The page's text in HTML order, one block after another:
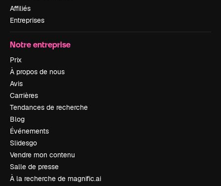
Affiliés
Entreprises
Notre entreprise
Prix
À propos de nous
Avis
Carrières
Tendances de recherche
Blog
Événements
Slidesgo
Vendre mon contenu
Salle de presse
À la recherche de magnific.ai